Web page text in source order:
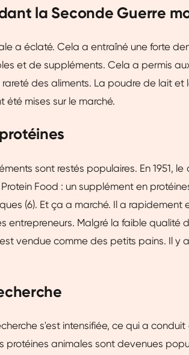
la Seconde Guerre
a éclaté. Cela a entraîné une forte
et de suppléments. Cela a permis
des aliments. La poudre de lait et
mises sur le marché.
sont restés populaires. En 1951, le
Food : un supplément en
(6). Et ça a marché. Il a rapidement
entrepreneurs. Malgré la faible qualité
vendue comme des petits pains. Il y
s'est intensifiée, ce qui a
protéines animales sont devenues